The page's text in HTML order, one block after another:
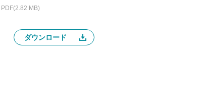
PDF(2.82 MB)
ダウンロード